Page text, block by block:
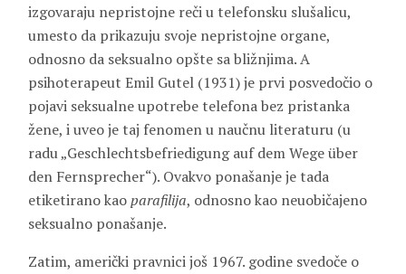
izgovaraju nepristojne reči u telefonsku slušalicu,
umesto da prikazuju svoje nepristojne organe,
odnosno da seksualno opšte sa bližnjima. A
psihoterapeut Emil Gutel (1931) je prvi posvedočio o
pojavi seksualne upotrebe telefona bez pristanka
žene, i uveo je taj fenomen u naučnu literaturu (u
radu „Geschlechtsbefriedigung auf dem Wege über
den Fernsprecher“). Ovakvo ponašanje je tada
etiketirano kaoparafilija, odnosno kao neuobičajeno
seksualno ponašanje.
Zatim, američki pravnici još 1967. godine svedoče o